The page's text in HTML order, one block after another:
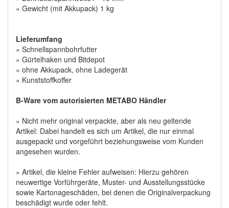
» Gewicht (mit Akkupack) 1 kg
Lieferumfang
» Schnellspannbohrfutter
» Gürtelhaken und Bitdepot
» ohne Akkupack, ohne Ladegerät
» Kunststoffkoffer
B-Ware vom autorisierten METABO Händler
» Nicht mehr original verpackte, aber als neu geltende
Artikel: Dabei handelt es sich um Artikel, die nur einmal
ausgepackt und vorgeführt beziehungsweise vom Kunden
angesehen wurden.
» Artikel, die kleine Fehler aufweisen: Hierzu gehören
neuwertige Vorführgeräte, Muster- und Ausstellungsstücke
sowie Kartonageschäden, bei denen die Originalverpackung
beschädigt wurde oder fehlt.